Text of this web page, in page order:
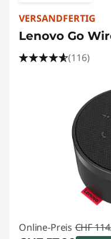
VERSANDFERTIG
Lenovo Go
(116)
Online-Preis CHF